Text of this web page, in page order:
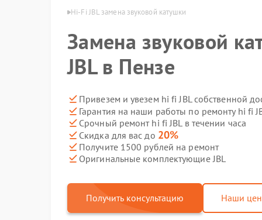
hi fi JBL в Пензе Hi-Fi JBL замена звуковой катушки
Замена звуковой
JBL в Пензе
Привезем и увезем hi fi JBL собственной
Гарантия на наши работы по ремонту hi fi
Срочный ремонт hi fi JBL в течении часа
Скидка для вас до 20%
Получите 1500 рублей на ремонт
Оригинальные комплектующие JBL
Получить консультацию Наши